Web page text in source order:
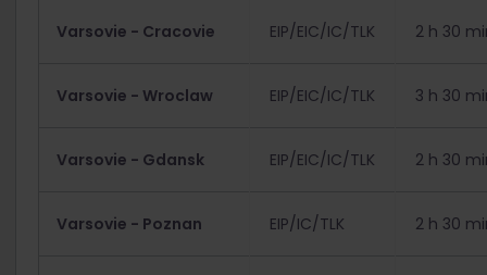
Varsovie - Cracovie EIP/EIC/IC/TLK 2 h 30
Varsovie - Wroclaw EIP/EIC/IC/TLK 3 h 30
Varsovie - Gdansk EIP/EIC/IC/TLK 2 h 30
Varsovie - Poznan EIP/IC/TLK 2 h 30